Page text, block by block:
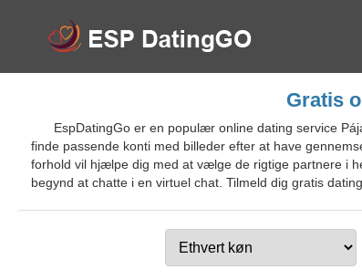
Gratis
EspDatingGo er en populær online dating service
finde passende konti med billeder efter at have
forhold vil hjælpe dig med at vælge de rigtige partnere i
begynd at chatte i en virtuel chat. Tilmeld dig gratis